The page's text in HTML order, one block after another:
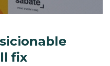
fix